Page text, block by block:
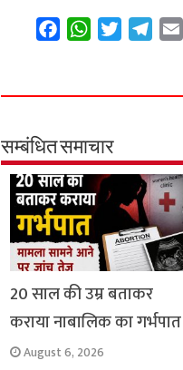
e
o
o
k
W
t
A
p
p
t
r
e
a
m
सम्बंधित समाचार
20 साल की उम्र बताकर
कराया नाबालिक का गर्भपात
August 6, 2026